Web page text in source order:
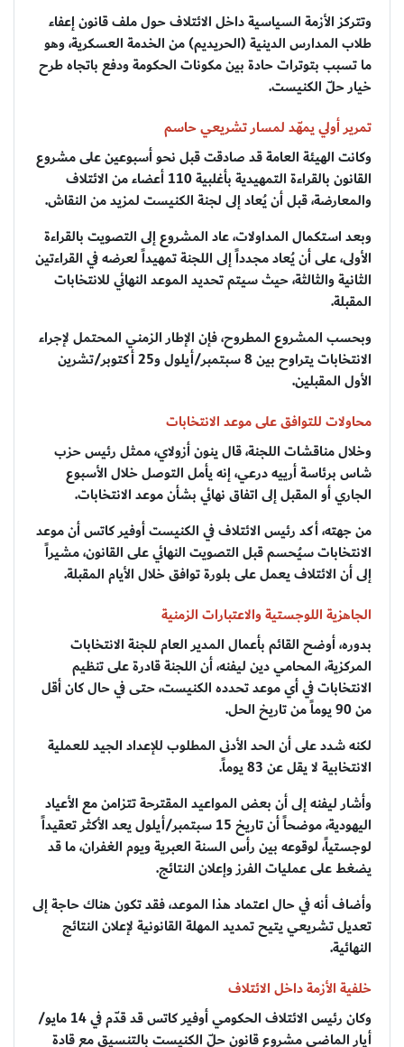
وتتركز الأزمة السياسية داخل الائتلاف حول ملف قانون إعفاء
طلاب المدارس الدينية (الحريديم) من الخدمة العسكرية، وهو
ما تسبب بتوترات حادة بين مكونات الحكومة ودفع باتجاه طرح
خيار حلّ الكنيست.
تمرير أولي يمهّد لمسار تشريعي حاسم
وكانت الهيئة العامة قد صادقت قبل نحو أسبوعين على مشروع
القانون بالقراءة التمهيدية بأغلبية 110 أعضاء من الائتلاف
والمعارضة، قبل أن يُعاد إلى لجنة الكنيست لمزيد من النقاش.
وبعد استكمال المداولات، عاد المشروع إلى التصويت بالقراءة
الأولى، على أن يُعاد مجدداً إلى اللجنة تمهيداً لعرضه في القراءتين
الثانية والثالثة، حيث سيتم تحديد الموعد النهائي للانتخابات
المقبلة.
وبحسب المشروع المطروح، فإن الإطار الزمني المحتمل لإجراء
الانتخابات يتراوح بين 8 سبتمبر/أيلول و25 أكتوبر/تشرين
الأول المقبلين.
محاولات للتوافق على موعد الانتخابات
وخلال مناقشات اللجنة، قال ينون أزولاي، ممثل رئيس حزب
شاس برئاسة أرييه درعي، إنه يأمل التوصل خلال الأسبوع
الجاري أو المقبل إلى اتفاق نهائي بشأن موعد الانتخابات.
من جهته، أكد رئيس الائتلاف في الكنيست أوفير كاتس أن موعد
الانتخابات سيُحسم قبل التصويت النهائي على القانون، مشيراً
إلى أن الائتلاف يعمل على بلورة توافق خلال الأيام المقبلة.
الجاهزية اللوجستية والاعتبارات الزمنية
بدوره، أوضح القائم بأعمال المدير العام للجنة الانتخابات
المركزية، المحامي دين ليفنه، أن اللجنة قادرة على تنظيم
الانتخابات في أي موعد تحدده الكنيست، حتى في حال كان أقل
من 90 يوماً من تاريخ الحل.
لكنه شدد على أن الحد الأدنى المطلوب للإعداد الجيد للعملية
الانتخابية لا يقل عن 83 يوماً.
وأشار ليفنه إلى أن بعض المواعيد المقترحة تتزامن مع الأعياد
اليهودية، موضحاً أن تاريخ 15 سبتمبر/أيلول يعد الأكثر تعقيداً
لوجستياً، لوقوعه بين رأس السنة العبرية ويوم الغفران، ما قد
يضغط على عمليات الفرز وإعلان النتائج.
وأضاف أنه في حال اعتماد هذا الموعد، فقد تكون هناك حاجة إلى
تعديل تشريعي يتيح تمديد المهلة القانونية لإعلان النتائج
النهائية.
خلفية الأزمة داخل الائتلاف
وكان رئيس الائتلاف الحكومي أوفير كاتس قد قدّم في 14 مايو/
أيار الماضي مشروع قانون حلّ الكنيست بالتنسيق مع قادة